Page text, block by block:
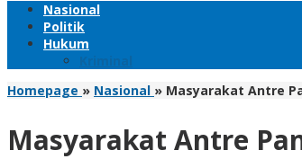
Nasional
Politik
Hukum
Kriminal
Homepage » Nasional » Masyarakat Antre
Masyarakat Antre